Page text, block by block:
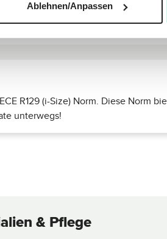
Ablehnen/Anpassen
R129 (i-Size) Norm. Diese Norm
unterwegs!
& Pflege